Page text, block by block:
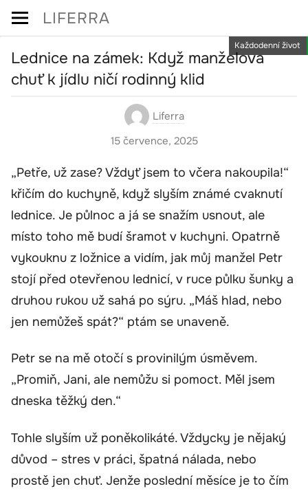
Skip
LIFERRA
Každodenní život
Lednice na zámek: Když manželova
chuť k jídlu ničí rodinný klid
Liferra
15 července, 2025
„Petře, už zase? Vždyť jsem to včera nakoupila!“
křičím do kuchyně, když slyším známé cvaknutí
lednice. Je půlnoc a já se snažím usnout, ale
místo toho mě budí šramot v kuchyni. Opatrně
vykouknu z ložnice a vidím, jak můj manžel Petr
stojí před otevřenou lednicí, v ruce půlku šunky a
druhou rukou už sahá po sýru. „Máš hlad, nebo
jen nemůžeš spát?“ ptám se unaveně.
Petr se na mě otočí s provinilým úsměvem.
„Promiň, Jani, ale nemůžu si pomoct. Měl jsem
dneska těžký den.“
Tohle slyším už poněkolikáté. Vždycky je nějaký
důvod – stres v práci, špatná nálada, nebo
prostě jen chuť. Jenže poslední měsíce je to čím